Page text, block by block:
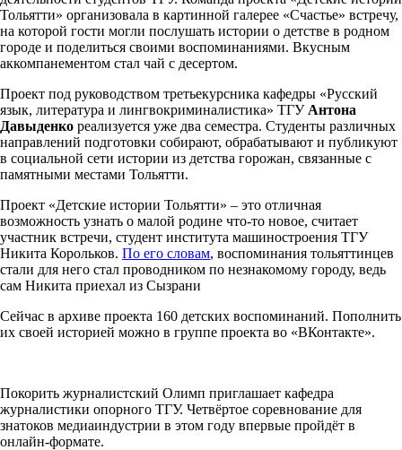
Тольятти» организовала в картинной галерее «Счастье» встречу,
на которой гости могли послушать истории о детстве в родном
городе и поделиться своими воспоминаниями. Вкусным
аккомпанементом стал чай с десертом.
Проект под руководством третьекурсника кафедры «Русский
язык, литература и лингвокриминалистика» ТГУ Антона
Давыденко реализуется уже два семестра. Студенты различных
направлений подготовки собирают, обрабатывают и публикуют
в социальной сети истории из детства горожан, связанные с
памятными местами Тольятти.
Проект «Детские истории Тольятти» – это отличная
возможность узнать о малой родине что-то новое, считает
участник встречи, студент института машиностроения ТГУ
Никита Корольков. По его словам, воспоминания тольяттинцев
стали для него стал проводником по незнакомому городу, ведь
сам Никита приехал из Сызрани
Сейчас в архиве проекта 160 детских воспоминаний. Пополнить
их своей историей можно в группе проекта во «ВКонтакте».
Покорить журналистский Олимп приглашает кафедра
журналистики опорного ТГУ. Четвёртое соревнование для
знатоков медиаиндустрии в этом году впервые пройдёт в
онлайн-формате.